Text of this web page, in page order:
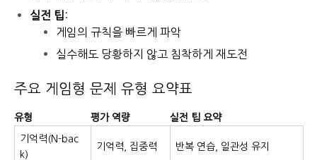
실전 팁 :
게임의 규칙을 빠르게 파악
실수해도 당황하지 않고 침착하게 재도전
주요 게임형 문제 유형 요약표
유형 평가 역량 실전 팁 요약
기억력(N-bac
k)
기억력, 집중력 반복 연습, 일관성 유지